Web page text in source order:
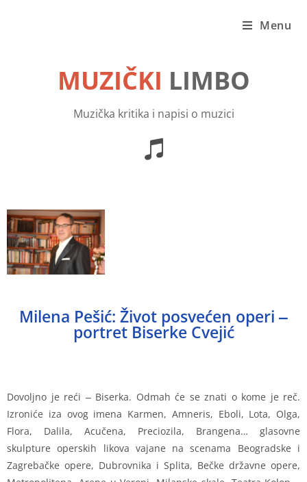
Menu
MUZIČKI LIMBO
Muzička kritika i napisi o muzici
Milena Pešić: Život posvećen operi ‒
portret Biserke Cvejić
Dovoljno je reći ‒ Biserka. Odmah će se znati o kome je reč.
Izroniće iza ovog imena Karmen, Amneris, Eboli, Lota, Olga,
Flora, Dalila, Acučena, Preciozila, Brangena… glasovne
skulpture operskih likova vajane na scenama Beogradske i
Zagrebačke opere, Dubrovnika i Splita, Bečke državne opere,